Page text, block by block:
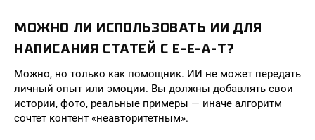
МОЖНО ЛИ ИСПОЛЬЗОВАТЬ ИИ ДЛЯ
НАПИСАНИЯ СТАТЕЙ С E-E-A-T?
Можно, но только как помощник. ИИ не может передать
личный опыт или эмоции. Вы должны добавлять свои
истории, фото, реальные примеры — иначе алгоритм
сочтет контент «неавторитетным».